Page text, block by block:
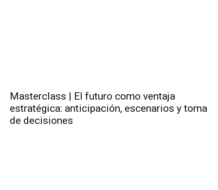
Masterclass | El futuro como ventaja
estratégica: anticipación, escenarios y toma
de decisiones